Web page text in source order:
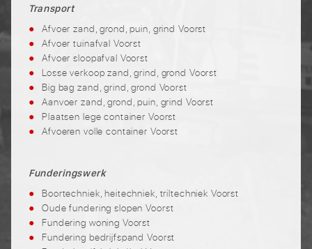
Transport
Afvoer zand, grond, puin, grind Voorst
Afvoer tuinafval Voorst
Afvoer sloopafval Voorst
Losse verkoop zand, grind, grond Voorst
Big bag zand, grind, grond Voorst
Aanvoer zand, grond, puin, grind Voorst
Plaatsen lege container Voorst
Afvoeren volle container Voorst
Funderingswerk
Boortechniek, heitechniek, triltechniek Voorst
Oude fundering slopen Voorst
Fundering woning Voorst
Fundering bedrijfspand Voorst